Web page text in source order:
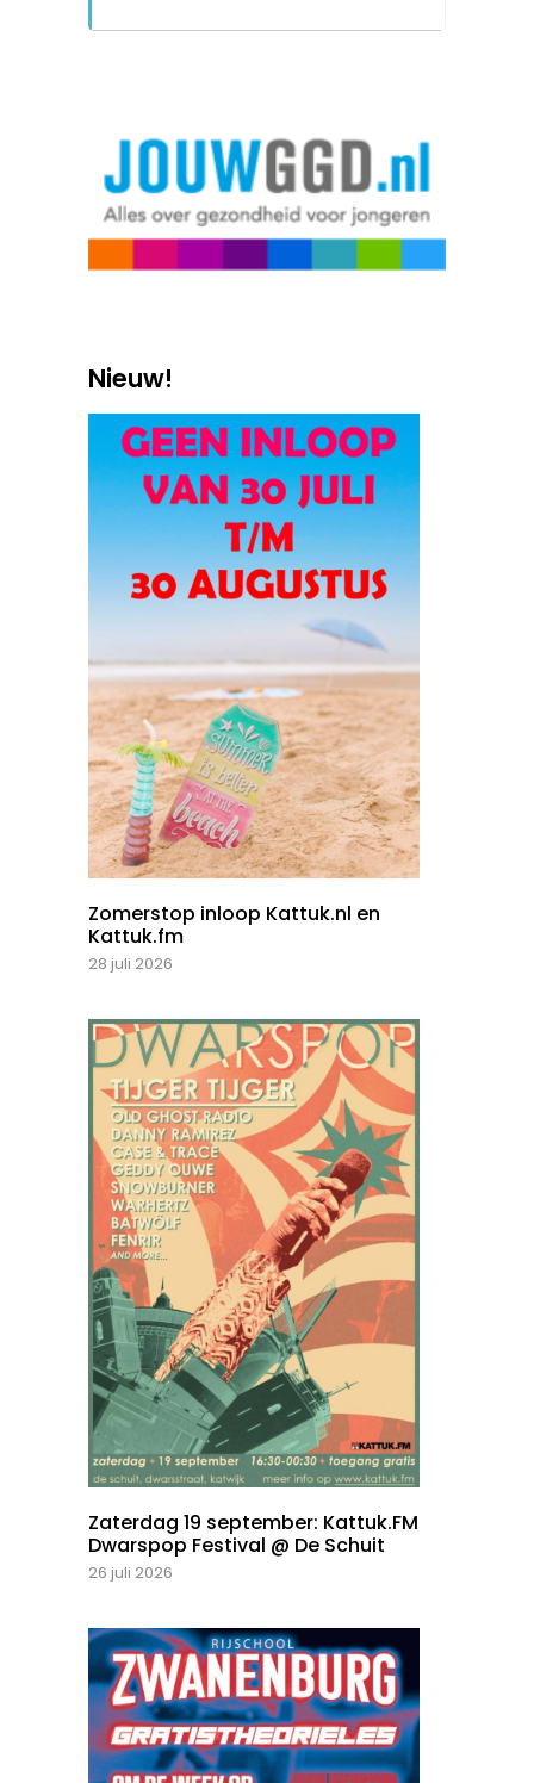
Nieuw!
Zomerstop inloop Kattuk.nl en
Kattuk.fm
28 juli 2026
Zaterdag 19 september: Kattuk.FM
Dwarspop Festival @ De Schuit
26 juli 2026